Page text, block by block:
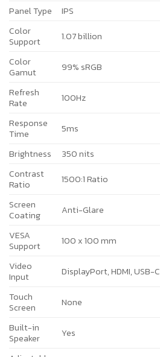
Panel Type
IPS
Color
Support
1.07 billion
Color
Gamut
99% sRGB
Refresh
Rate
100Hz
Response
Time
5ms
Brightness
350 nits
Contrast
Ratio
1500:1 Ratio
Screen
Coating
Anti-Glare
VESA
Support
100 x 100 mm
Video
Input
DisplayPort, HDMI, USB-C
Touch
Screen
None
Built-in
Speaker
Yes